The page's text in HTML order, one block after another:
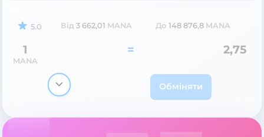
5.0 Від 3 662,01 MANA До 148 876,8 MANA
1
MANA
= 2,75
Обміняти